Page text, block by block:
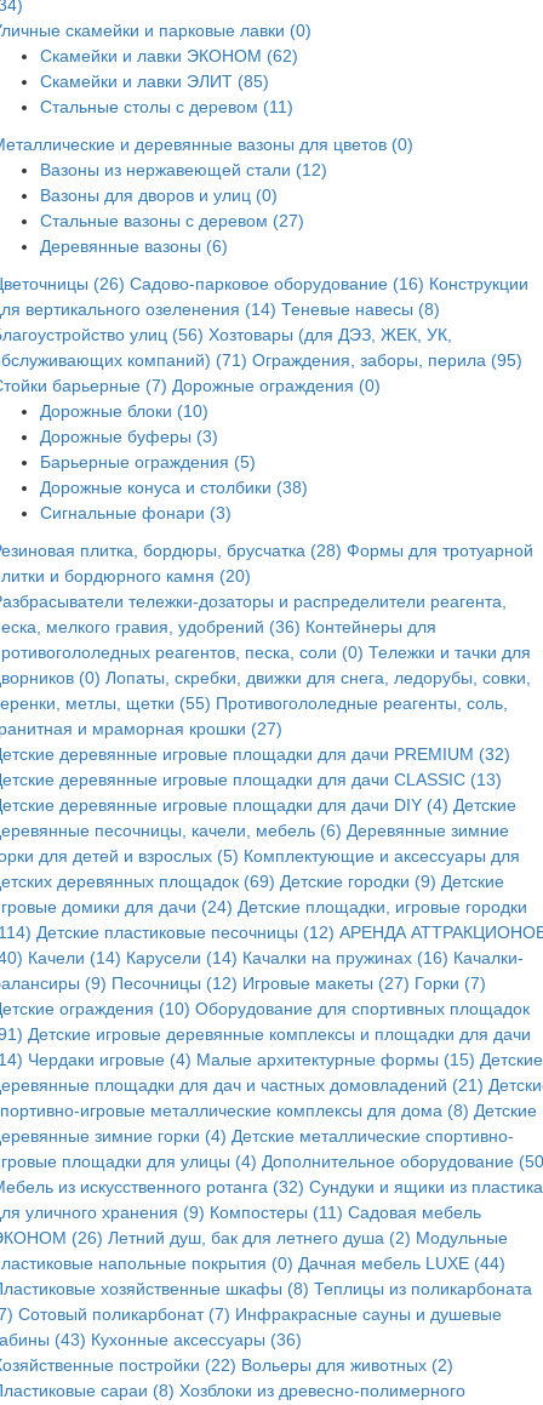
скамейки и парковые лавки (0)
Скамейки и лавки ЭКОНОМ (62)
Скамейки и лавки ЭЛИТ (85)
Стальные столы с деревом (11)
и деревянные вазоны для цветов (0)
Вазоны из нержавеющей стали (12)
Вазоны для дворов и улиц (0)
Стальные вазоны с деревом (27)
Деревянные вазоны (6)
(26) Садово-парковое оборудование (16) Конструкции
вертикального озеленения (14) Теневые навесы (8)
улиц (56) Хозтовары (для ДЭЗ, ЖЕК, УК,
компаний) (71) Ограждения, заборы, перила (95)
барьерные (7) Дорожные ограждения (0)
Дорожные блоки (10)
Дорожные буферы (3)
Барьерные ограждения (5)
Дорожные конуса и столбики (38)
Сигнальные фонари (3)
плитка, бордюры, брусчатка (28) Формы для тротуарной
и бордюрного камня (20)
тележки-дозаторы и распределители реагента,
мелкого гравия, удобрений (36) Контейнеры для
реагентов, песка, соли (0) Тележки и тачки для
(0) Лопаты, скребки, движки для снега, ледорубы, совки,
метлы, щетки (55) Противогололедные реагенты, соль,
и мраморная крошки (27)
деревянные игровые площадки для дачи PREMIUM (32)
деревянные игровые площадки для дачи CLASSIC (13)
деревянные игровые площадки для дачи DIY (4) Детские
песочницы, качели, мебель (6) Деревянные зимние
для детей и взрослых (5) Комплектующие и аксессуары для
деревянных площадок (69) Детские городки (9) Детские
домики для дачи (24) Детские площадки, игровые городки
Детские пластиковые песочницы (12) АРЕНДА
Качели (14) Карусели (14) Качалки на пружинах (16) Качалки-
(9) Песочницы (12) Игровые макеты (27) Горки (7)
ограждения (10) Оборудование для спортивных площадок
Детские игровые деревянные комплексы и площадки для дачи
Чердаки игровые (4) Малые архитектурные формы (15) Детские
площадки для дач и частных домовладений (21)
игровые металлические комплексы для дома (8) Детские
зимние горки (4) Детские металлические спортивно-
площадки для улицы (4) Дополнительное оборудование
из искусственного ротанга (32) Сундуки и ящики из пластика
уличного хранения (9) Компостеры (11) Садовая мебель
(26) Летний душ, бак для летнего душа (2) Модульные
напольные покрытия (0) Дачная мебель LUXE (44)
хозяйственные шкафы (8) Теплицы из поликарбоната
Сотовый поликарбонат (7) Инфракрасные сауны и душевые
(43) Кухонные аксессуары (36)
постройки (22) Вольеры для животных (2)
сараи (8) Хозблоки из древесно-полимерного